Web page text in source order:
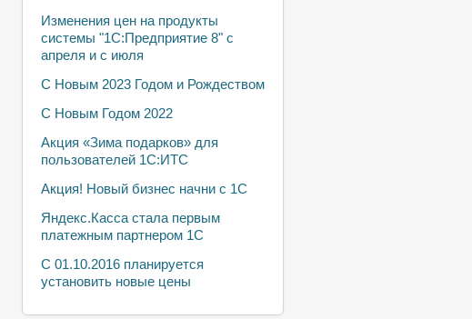
Изменения цен на продукты
системы "1С:Предприятие 8" с
апреля и с июля
С Новым 2023 Годом и Рождеством
С Новым Годом 2022
Акция «Зима подарков» для
пользователей 1С:ИТС
Акция! Новый бизнес начни с 1С
Яндекс.Касса стала первым
платежным партнером 1С
С 01.10.2016 планируется
установить новые цены